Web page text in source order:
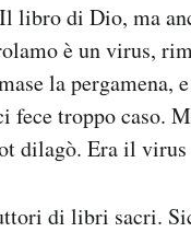
di Dio, ma
è un virus,
la pergamena,
troppo caso.
dilagò. Era il
di libri sacri.